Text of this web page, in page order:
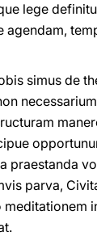
lege
simus de
praestanda
parva,